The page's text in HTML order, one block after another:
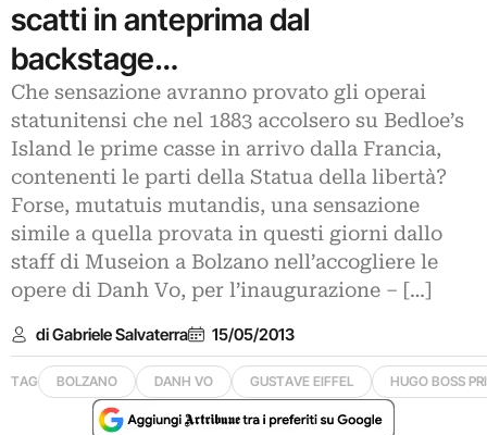
scatti in anteprima dal
backstage…
Che sensazione avranno provato gli operai
statunitensi che nel 1883 accolsero su Bedloe’s
Island le prime casse in arrivo dalla Francia,
contenenti le parti della Statua della libertà?
Forse, mutatuis mutandis, una sensazione
simile a quella provata in questi giorni dallo
staff di Museion a Bolzano nell’accogliere le
opere di Danh Vo, per l’inaugurazione – […]
di Gabriele Salvaterra 15/05/2013
TAG BOLZANO DANH VO GUSTAVE EIFFEL HUGO BOSS